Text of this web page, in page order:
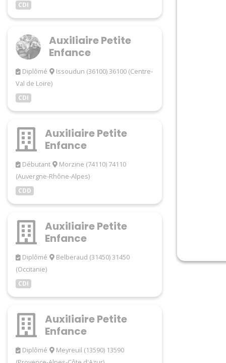
CDI
Auxiliaire Petite
Enfance
Diplômé
Issoudun (36100) 36100 (Centre-
Val de Loire)
CDI
Auxiliaire Petite
Enfance
Débutant
Morzine (74110) 74110
(Auvergne-Rhône-Alpes)
CDD
Auxiliaire Petite
Enfance
Diplômé
Belberaud (31450) 31450
(Occitanie)
CDI
Auxiliaire Petite
Enfance
Diplômé
Meyreuil (13590) 13590